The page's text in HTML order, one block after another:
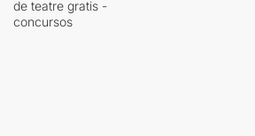
de teatre gratis -
concursos